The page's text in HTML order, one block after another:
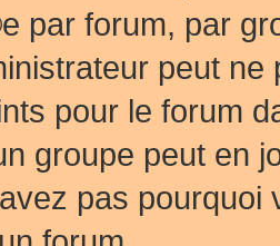
par forum, par
peut
pour le forum
groupe peut en
pas pourquoi